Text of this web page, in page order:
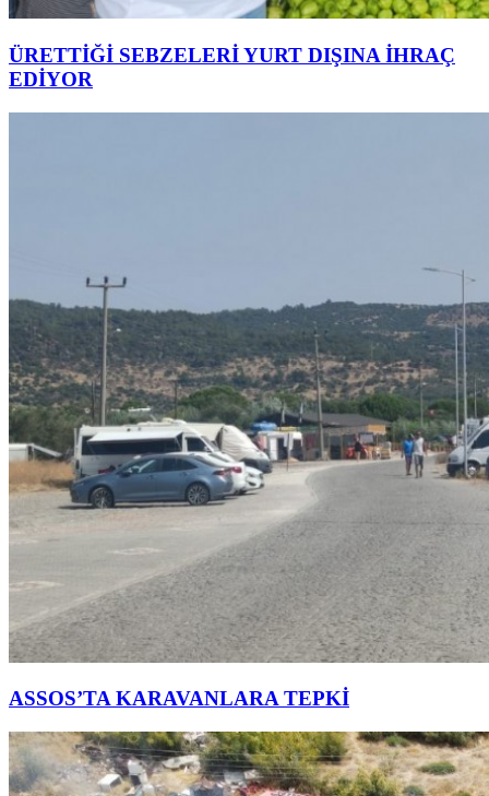
ÜRETTİĞİ SEBZELERİ YURT DIŞINA İHRAÇ
EDİYOR
ASSOS’TA KARAVANLARA TEPKİ